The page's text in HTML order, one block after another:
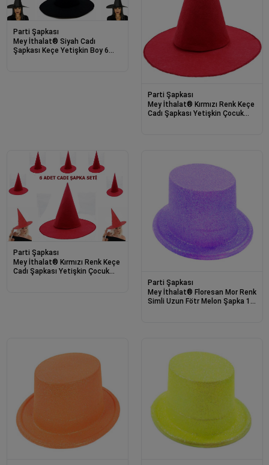
Parti Şapkası
Mey İthalat® Siyah Cadı
Şapkası Keçe Yetişkin Boy 6
Parti Şapkası
Mey İthalat® Kırmızı Renk Keçe
Cadı Şapkası Yetişkin Çocuk
Parti Şapkası
Mey İthalat® Kırmızı Renk Keçe
Cadı Şapkası Yetişkin Çocuk
Parti Şapkası
Mey İthalat® Floresan Mor Renk
Simli Uzun Fötr Melon Şapka 12